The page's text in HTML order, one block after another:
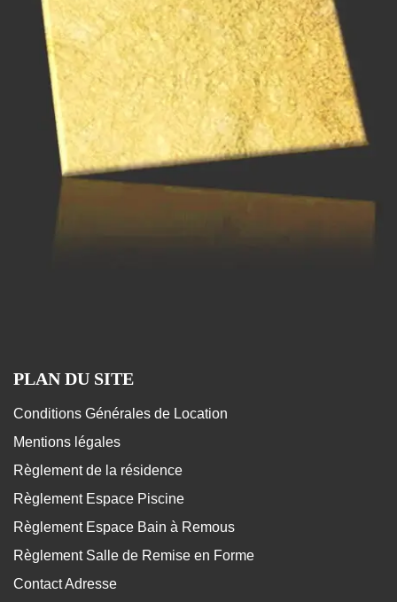
PLAN DU SITE
Conditions Générales de Location
Mentions légales
Règlement de la résidence
Règlement Espace Piscine
Règlement Espace Bain à Remous
Règlement Salle de Remise en Forme
Contact Adresse